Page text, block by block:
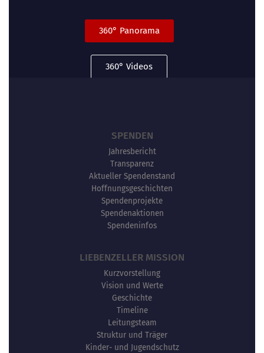
360° Panorama
360° Videos
SPENDEN
Jahresbericht
Transparenz
Aktueller Spendenstand
Hoffnungsgeschichten
Spendenprojekte
Spendenaktionen
Spendeninfos
LIEBENZELLER MISSION
Kurzvorstellung
Vision und Werte
Geschichte
Timeline
Leitungsteam
Struktur und Träger
Kinder- und Jugendschutz